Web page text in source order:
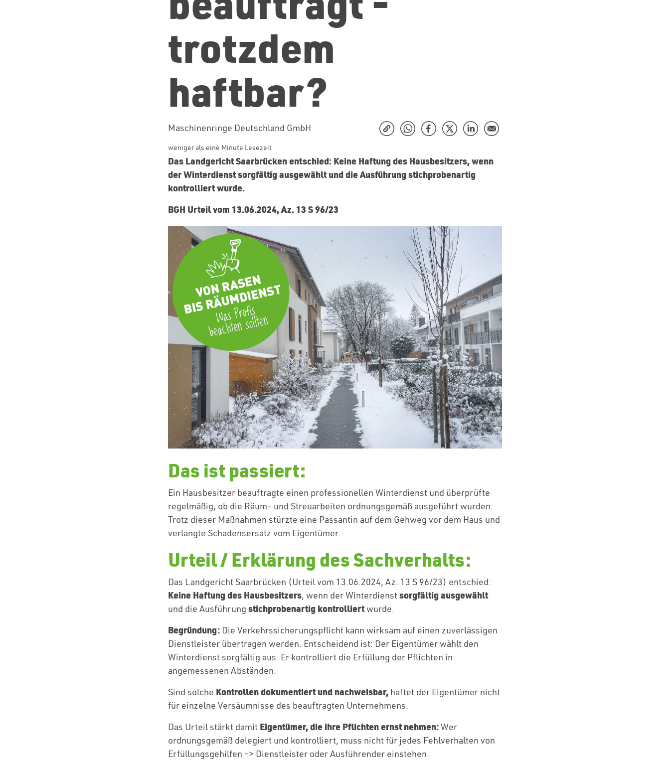
trotzdem
haftbar?
Maschinenringe Deutschland GmbH
weniger als eine Minute Lesezeit
Das Landgericht Saarbrücken entschied: Keine Haftung des Hausbesitzers, wenn
der Winterdienst sorgfältig ausgewählt und die Ausführung stichprobenartig
kontrolliert wurde.
BGH Urteil vom 13.06.2024, Az. 13 S 96/23
Das ist passiert:
Ein Hausbesitzer beauftragte einen professionellen Winterdienst und überprüfte
regelmäßig, ob die Räum- und Streuarbeiten ordnungsgemäß ausgeführt wurden.
Trotz dieser Maßnahmen stürzte eine Passantin auf dem Gehweg vor dem Haus und
verlangte Schadensersatz vom Eigentümer.
Urteil / Erklärung des Sachverhalts:
Das Landgericht Saarbrücken (Urteil vom 13.06.2024, Az. 13 S 96/23) entschied:
Keine Haftung des Hausbesitzers, wenn der Winterdienstsorgfältig ausgewählt
und die Ausführung stichprobenartig kontrolliertwurde.
Begründung: Die Verkehrssicherungspflicht kann wirksam auf einen zuverlässigen
Dienstleister übertragen werden. Entscheidend ist: Der Eigentümer wählt den
Winterdienst sorgfältig aus. Er kontrolliert die Erfüllung der Pflichten in
angemessenen Abständen.
Sind solche Kontrollen dokumentiert und nachweisbar, haftet der Eigentümer nicht
für einzelne Versäumnisse des beauftragten Unternehmens.
Das Urteil stärkt damit Eigentümer, die ihre Pflichten ernst nehmen:Wer
ordnungsgemäß delegiert und kontrolliert, muss nicht für jedes Fehlverhalten von
Erfüllungsgehilfen -> Dienstleister oder Ausführender einstehen.